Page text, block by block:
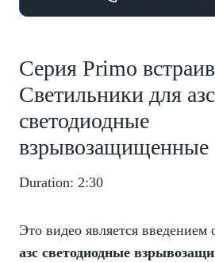
Серия Primo
Светильники для азс
светодиодные
взрывозащищенные
Duration: 2:30
Это видео является введением
азс светодиодные